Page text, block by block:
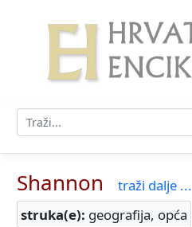
Shannon
traži dalje ...
struka(e): geografija, opća